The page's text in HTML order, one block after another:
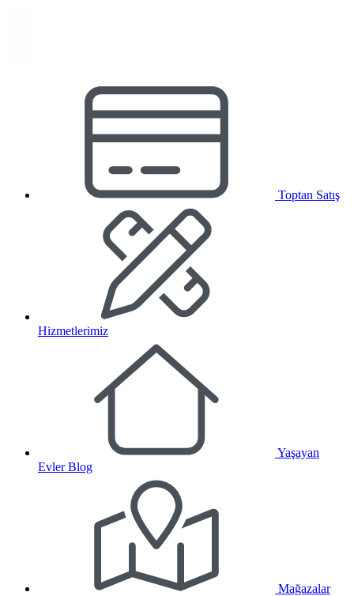
Toptan Satış
Hizmetlerimiz
Yaşayan
Evler Blog
Mağazalar